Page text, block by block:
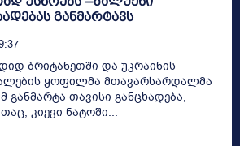
განმარტავს
ბრიტანეთში და უკრაინის
ყოფილმა მთავარსარდალმა
განმარტა თავისი განცხადება,
კიევი ნატოში...